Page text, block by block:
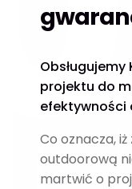
projektu do
efektywności
Co oznacza,
outdoorową
martwić o